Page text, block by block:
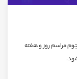
مراسم روز و هفته